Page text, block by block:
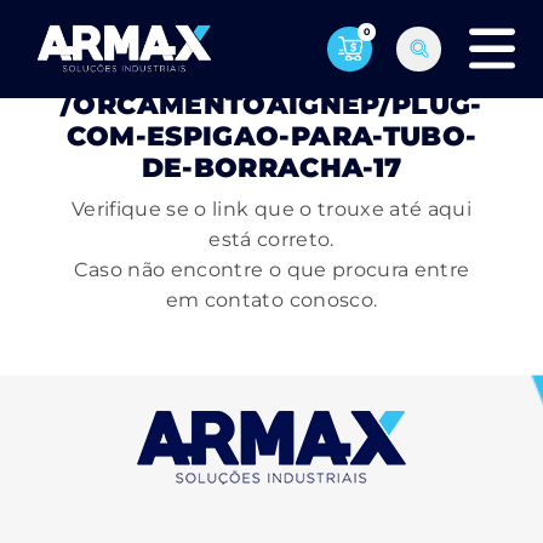
0
PÁGINA NÃO ENCONTRADA
/ORCAMENTOAIGNEP/PLUG-
COM-ESPIGAO-PARA-TUBO-
DE-BORRACHA-17
Verifique se o link que o trouxe até aqui
está correto.
Caso não encontre o que procura entre
em contato conosco.